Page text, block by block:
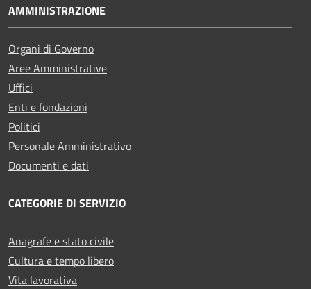
AMMINISTRAZIONE
Organi di Governo
Aree Amministrative
Uffici
Enti e fondazioni
Politici
Personale Amministrativo
Documenti e dati
CATEGORIE DI SERVIZIO
Anagrafe e stato civile
Cultura e tempo libero
Vita lavorativa